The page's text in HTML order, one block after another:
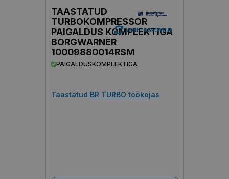
TAASTATUD
TURBOKOMPRESSOR
PAIGALDUS KOMPLEKTIGA
BORGWARNER
10009880014RSM
PAIGALDUSKOMPLEKTIGA
Taastatud BR TURBO töökojas
VAHETUSFOND